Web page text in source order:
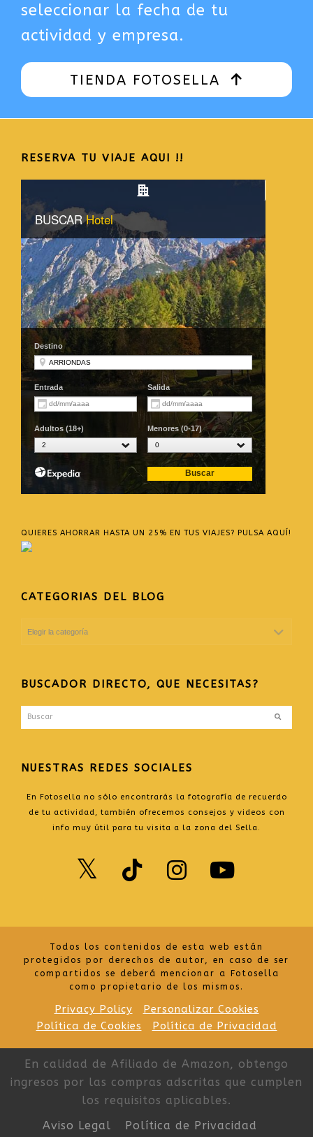
seleccionar la fecha de tu
actividad y empresa.
TIENDA FOTOSELLA
RESERVA TU VIAJE AQUI !!
QUIERES AHORRAR HASTA UN 25% EN TUS VIAJES? PULSA AQUÍ!
CATEGORIAS DEL BLOG
BUSCADOR DIRECTO, QUE NECESITAS?
Buscar
NUESTRAS REDES SOCIALES
En Fotosella no sólo encontrarás la fotografía de recuerdo
de tu actividad, también ofrecemos consejos y videos con
info muy útil para tu visita a la zona del Sella.
Twitter
TikTok
Todos los contenidos de esta web están
protegidos por derechos de autor, en caso de ser
compartidos se deberá mencionar a Fotosella
como propietario de los mismos.
Privacy Policy
Personalizar Cookies
Política de Cookies
Política de Privacidad
En calidad de Afiliado de Amazon, obtengo
ingresos por las compras adscritas que cumplen
los requisitos aplicables.
Aviso Legal
Política de Privacidad